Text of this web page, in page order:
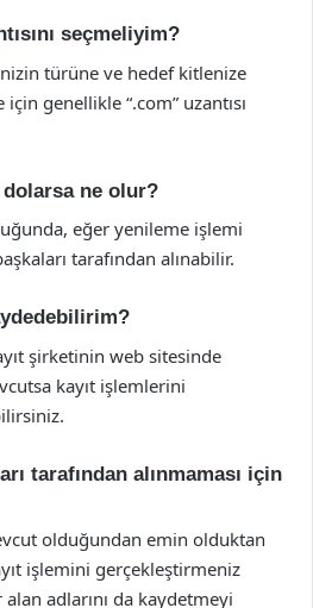
seçmeliyim?
türüne ve hedef kitlenize
genellikle “.com” uzantısı
dolarsa ne olur?
eğer yenileme işlemi
tarafından alınabilir.
şirketinin web sitesinde
kayıt işlemlerini
tarafından alınmaması için
olduğundan emin olduktan
işlemini gerçekleştirmeniz
adlarını da kaydetmeyi